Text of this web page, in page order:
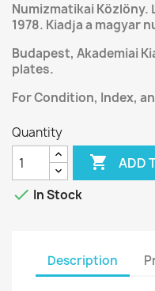
Numizmatikai Közlöny.
1978. Kiadja a magyar
Budapest, Akademiai
plates.
For Condition, Index,
Quantity
 ADD
 In Stock
Description